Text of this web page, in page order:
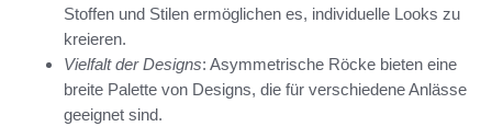
Stoffen und Stilen ermöglichen es, individuelle Looks zu
kreieren.
Vielfalt der Designs: Asymmetrische Röcke bieten eine
breite Palette von Designs, die für verschiedene Anlässe
geeignet sind.